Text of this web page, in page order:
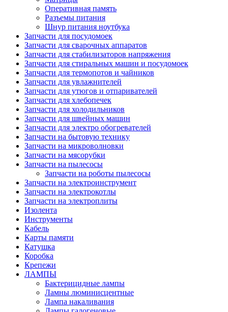
Оперативная память
Разъемы питания
Шнур питания ноутбука
Запчасти для посудомоек
Запчасти для сварочных аппаратов
Запчасти для стабилизаторов напряжения
Запчасти для стиральных машин и посудомоек
Запчасти для термопотов и чайников
Запчасти для увлажнителей
Запчасти для утюгов и отпаривателей
Запчасти для хлебопечек
Запчасти для холодильников
Запчасти для швейных машин
Запчасти для электро обогревателей
Запчасти на бытовую технику
Запчасти на микроволновки
Запчасти на мясорубки
Запчасти на пылесосы
Запчасти на роботы пылесосы
Запчасти на электроинструмент
Запчасти на электрокотлы
Запчасти на электроплиты
Изолента
Инструменты
Кабель
Карты памяти
Катушка
Коробка
Крепежи
ЛАМПЫ
Бактерицидные лампы
Ламны люминисцентные
Лампа накаливания